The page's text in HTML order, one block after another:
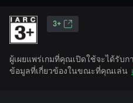
3+
ผู้เผยแพร่เกมที่คุณเปิดใช้จะได้รับ
ข้อมูลที่เกี่ยวข้องในขณะที่คุณเล่น